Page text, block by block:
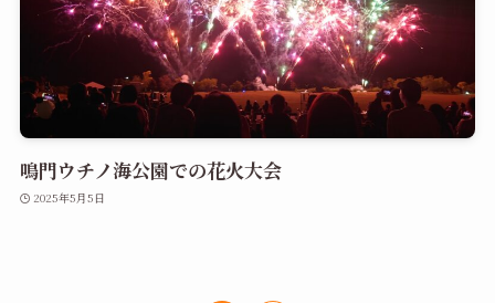
鳴門ウチノ海公園での花火大会
2025年5月5日